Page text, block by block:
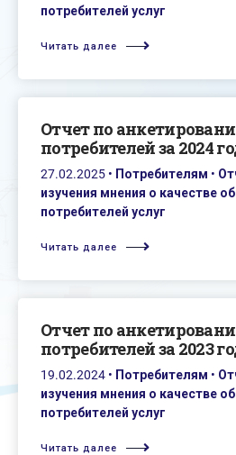
потребителей услуг
Читать далее
Oтчет по
потребителей за 2024
27.02.2025 • Потребителям •
изучения мнения о качестве
потребителей услуг
Читать далее
Oтчет по
потребителей за 2023
19.02.2024 • Потребителям •
изучения мнения о качестве
потребителей услуг
Читать далее